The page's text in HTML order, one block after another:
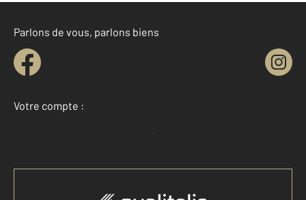
Parlons de vous, parlons biens
Votre compte :
Accéder à mon compte